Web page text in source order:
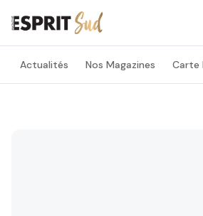
Actualités Nos Magazines Carte